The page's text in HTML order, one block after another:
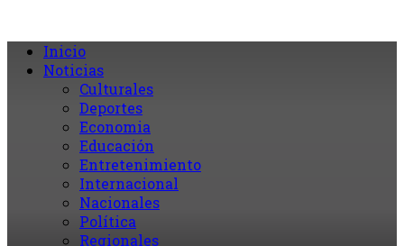
Inicio
Noticias
Culturales
Deportes
Economia
Educación
Entretenimiento
Internacional
Nacionales
Política
Regionales